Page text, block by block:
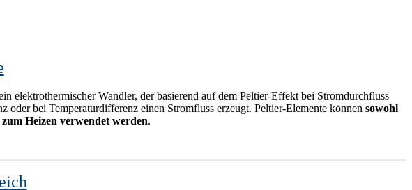
elektrothermischer Wandler, der basierend auf dem Peltier-Effekt bei Stromdurchfluss
oder bei Temperaturdifferenz einen Stromfluss erzeugt. Peltier-Elemente können sowohl
Heizen verwendet werden.